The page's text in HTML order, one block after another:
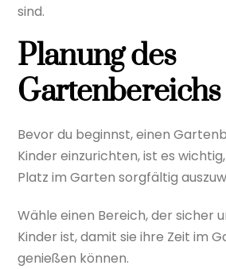
sind.
Planung des
Gartenbereichs
Bevor du beginnst, einen
Kinder einzurichten, ist es
Platz im Garten sorgfältig
Wähle einen Bereich, der sicher
Kinder ist, damit sie ihre Zeit im
genießen können.